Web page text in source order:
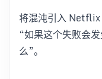
将混沌引入 Netflix
“如果这个失败会
么”。